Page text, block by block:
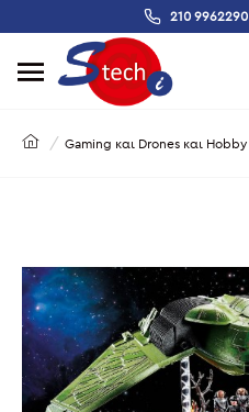
210 9962290
Gaming και Drones και Hobby